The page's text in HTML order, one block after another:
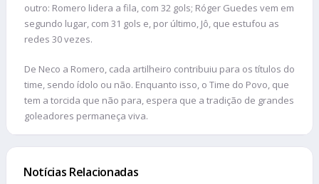
outro: Romero lidera a fila, com 32 gols; Róger Guedes vem em
segundo lugar, com 31 gols e, por último, Jô, que estufou as
redes 30 vezes.
De Neco a Romero, cada artilheiro contribuiu para os títulos do
time, sendo ídolo ou não. Enquanto isso, o Time do Povo, que
tem a torcida que não para, espera que a tradição de grandes
goleadores permaneça viva.
Notícias Relacionadas